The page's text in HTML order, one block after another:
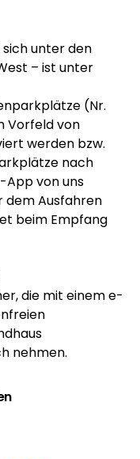
unter den
– ist unter
(Nr.
Vorfeld von
werden bzw.
nach
App von uns
dem Ausfahren
beim Empfang
die mit einem e-
nehmen.